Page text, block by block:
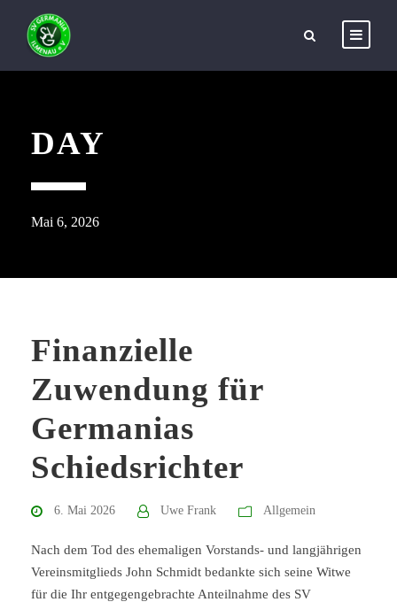
DAY
Mai 6, 2026
Finanzielle
Zuwendung für
Germanias
Schiedsrichter
6. Mai 2026 Uwe Frank Allgemein
Nach dem Tod des ehemaligen Vorstands- und langjährigen
Vereinsmitglieds John Schmidt bedankte sich seine Witwe
für die Ihr entgegengebrachte Anteilnahme des SV